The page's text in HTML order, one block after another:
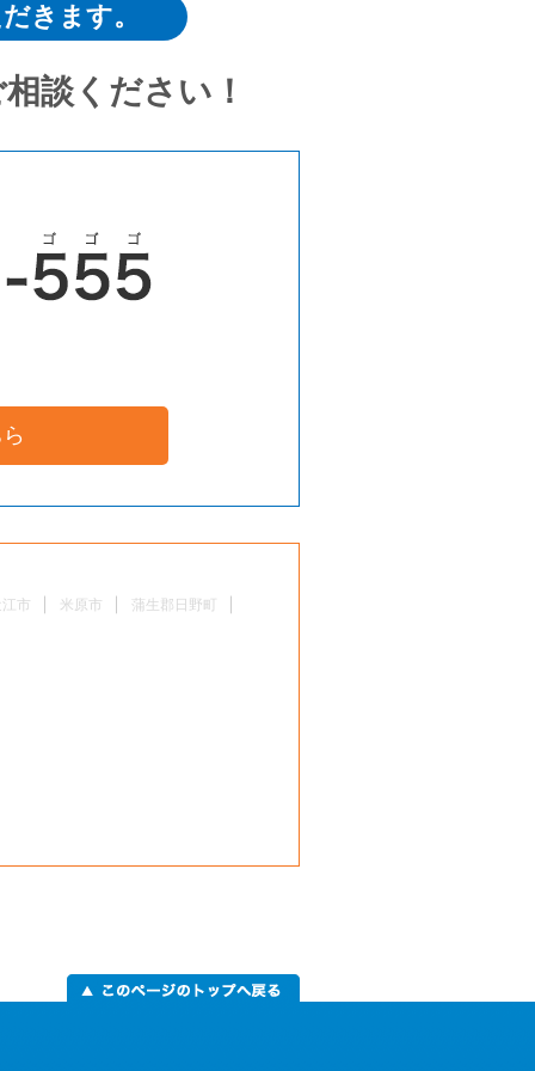
きます。
談ください！
市 米原市 蒲生郡日野町